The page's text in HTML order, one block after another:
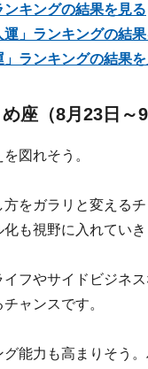
ンキングの結果を見る
運」ランキングの結
」ランキングの結果
座（8月23日～9
図れそう。
をガラリと変える
も視野に入れていき
イフやサイドビジネ
ャンスです。
グ能力も高まりそう